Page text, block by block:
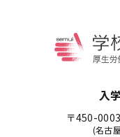
入
〒450-
(名古